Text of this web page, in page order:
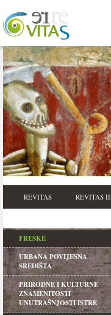
REVITAS REVITAS II
FRESKE
URBANA POVIJESNA
SREDIŠTA
PRIRODNE I KULTURNE
ZNAMENITOSTI
UNUTRAŠNJOSTI ISTRE